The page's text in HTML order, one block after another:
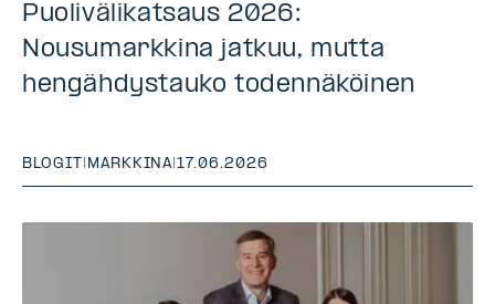
Puolivälikatsaus 2026:
Nousumarkkina jatkuu, mutta
hengähdystauko todennäköinen
BLOGIT | MARKKINA|17.06.2026